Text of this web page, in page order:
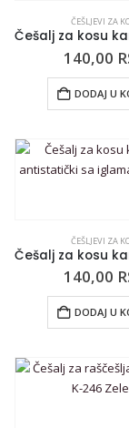
ČEŠLJEVI ZA
140,00
DODAJ U
ČEŠLJEVI ZA
140,00
DODAJ U